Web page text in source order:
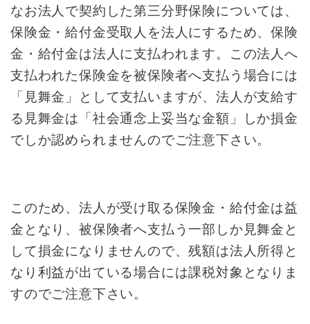
なお法人で契約した第三分野保険については、
保険金・給付金受取人を法人にするため、保険
金・給付金は法人に支払われます。この法人へ
支払われた保険金を被保険者へ支払う場合には
「見舞金」として支払いますが、法人が支給す
る見舞金は「社会通念上妥当な金額」しか損金
でしか認められませんのでご注意下さい。
このため、法人が受け取る保険金・給付金は益
金となり、被保険者へ支払う一部しか見舞金と
して損金になりませんので、残額は法人所得と
なり利益が出ている場合には課税対象となりま
すのでご注意下さい。